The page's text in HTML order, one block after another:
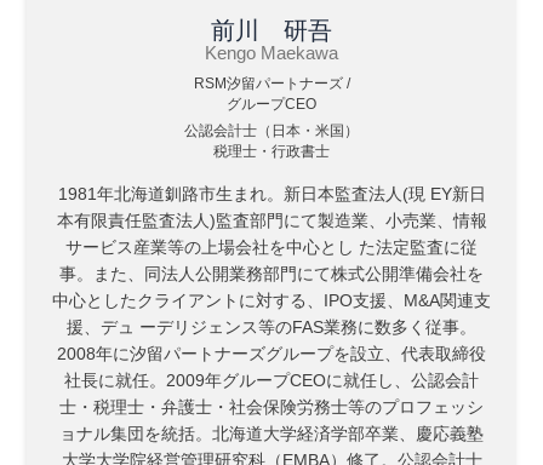
前川 研吾
Kengo Maekawa
RSM汐留パートナーズ /
グループCEO
公認会計士（日本・米国）
税理士・行政書士
1981年北海道釧路市生まれ。新日本監査法人(現 EY新日
本有限責任監査法人)監査部門にて製造業、小売業、情報
サービス産業等の上場会社を中心とし た法定監査に従
事。また、同法人公開業務部門にて株式公開準備会社を
中心としたクライアントに対する、IPO支援、M&A関連支
援、デュ ーデリジェンス等のFAS業務に数多く従事。
2008年に汐留パートナーズグループを設立、代表取締役
社長に就任。2009年グループCEOに就任し、公認会計
士・税理士・弁護士・社会保険労務士等のプロフェッシ
ョナル集団を統括。北海道大学経済学部卒業、慶応義塾
大学大学院経営管理研究科（EMBA）修了。公認会計士